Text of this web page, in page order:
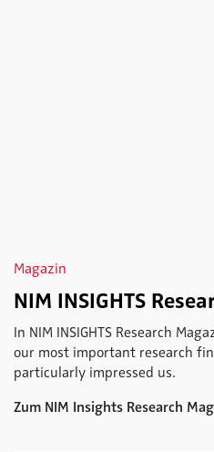
Magazin
NIM INSIGHTS
In NIM INSIGHTS Research
our most important research
particularly impressed us.
Zum NIM Insights Research